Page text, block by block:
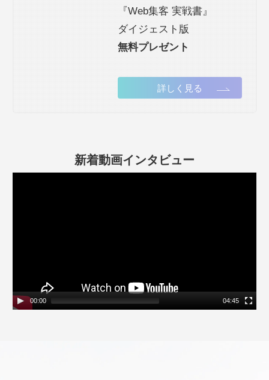
『Web集客 実戦書』
ダイジェスト版
無料プレゼント
詳しく見る
新着動画インタビュー
00:00 04:45